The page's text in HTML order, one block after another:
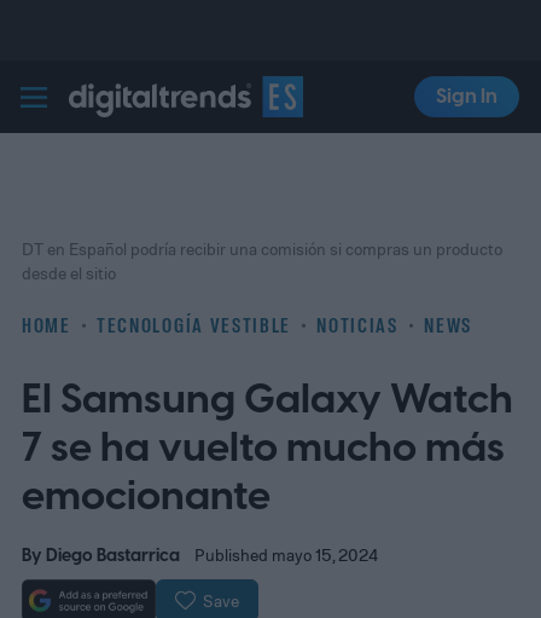
Digital Trends Español
Sign In
HOME TECNOLOGÍA VESTIBLE NOTICIAS NEWS
DT en Español podría recibir una comisión si compras un producto
desde el sitio
El Samsung Galaxy Watch
7 se ha vuelto mucho más
emocionante
By Diego Bastarrica Published mayo 15, 2024
Save